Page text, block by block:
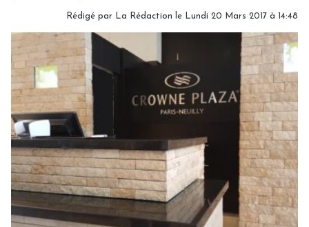
Rédigé par La Rédaction le Lundi 20 Mars 2017 à 14:48